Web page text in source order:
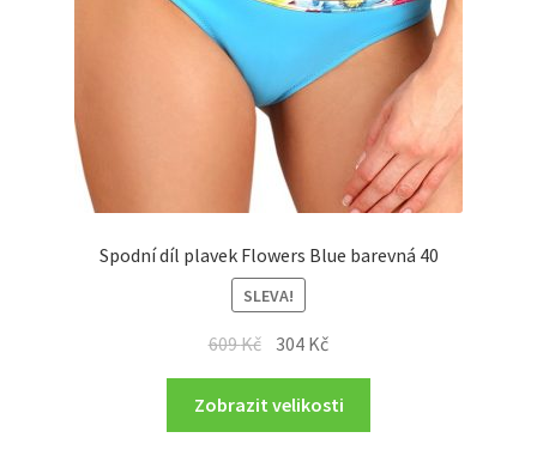
Spodní díl plavek Flowers Blue barevná 40
SLEVA!
609Kč Original
price
was:
609 Kč.
304 KčCurrent
price
is:
304 Kč.
Zobrazit velikosti